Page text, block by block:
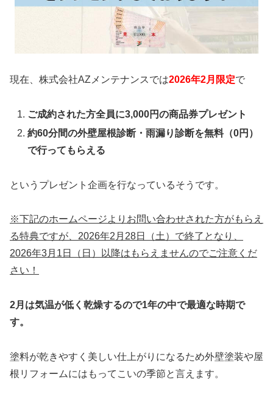
現在、株式会社AZメンテナンスでは2026年2月限定で
ご成約された方全員に3,000円の商品券プレゼント
約60分間の外壁屋根診断・雨漏り診断を無料（0円）
で行ってもらえる
というプレゼント企画を行なっているそうです。
※下記のホームページよりお問い合わせされた方がもらえ
る特典ですが、2026年2月28日（土）で終了となり、
2026年3月1日（日）以降はもらえませんのでご注意くだ
さい！
2月は気温が低く乾燥するので1年の中で最適な時期で
す。
塗料が乾きやすく美しい仕上がりになるため外壁塗装や屋
根リフォームにはもってこいの季節と言えます。